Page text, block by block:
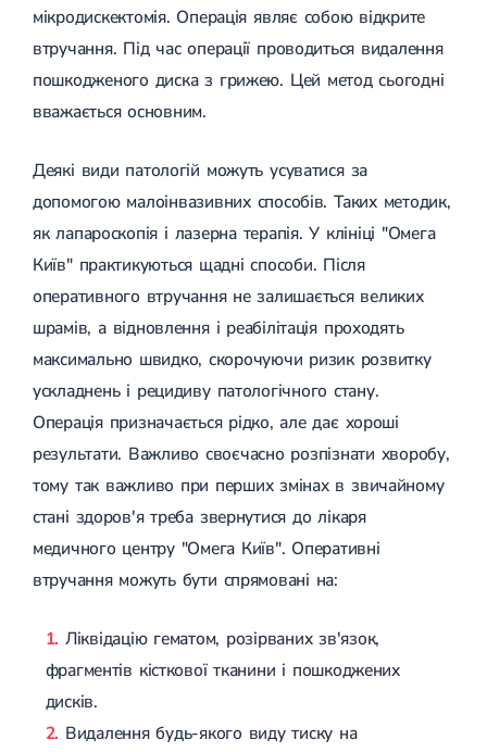
мікродискектомія. Операція являє собою відкрите
втручання. Під час операції проводиться видалення
пошкодженого диска з грижею. Цей метод сьогодні
вважається основним.
Деякі види патологій можуть усуватися за
допомогою малоінвазивних способів. Таких методик,
як лапароскопія і лазерна терапія. У клініці "Омега
Київ" практикуються щадні способи. Після
оперативного втручання не залишається великих
шрамів, а відновлення і реабілітація проходять
максимально швидко, скорочуючи ризик розвитку
ускладнень і рецидиву патологічного стану.
Операція призначається рідко, але дає хороші
результати. Важливо своєчасно розпізнати хворобу,
тому так важливо при перших змінах в звичайному
стані здоров'я треба звернутися до лікаря
медичного центру "Омега Київ". Оперативні
втручання можуть бути спрямовані на:
Ліквідацію гематом, розірваних зв'язок,
фрагментів кісткової тканини і пошкоджених
дисків.
Видалення будь-якого виду тиску на